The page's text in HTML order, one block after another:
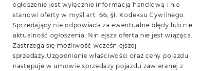
ogłoszenie jest wyłącznie informacją handlową i nie
stanowi oferty w myśl art. 66, §1. Kodeksu Cywilnego.
Sprzedający nie odpowiada za ewentualne błędy lub nie
aktualność ogłoszenia. Niniejsza oferta nie jest wiążąca.
Zastrzega się możliwość wcześniejszej
sprzedaży.Uzgodnienie właściwości oraz ceny pojazdu
następuje w umowie sprzedaży pojazdu zawieranej z